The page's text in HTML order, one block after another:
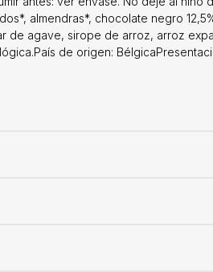
almendras*, chocolate negro
de agave, sirope de arroz, arroz
de origen: